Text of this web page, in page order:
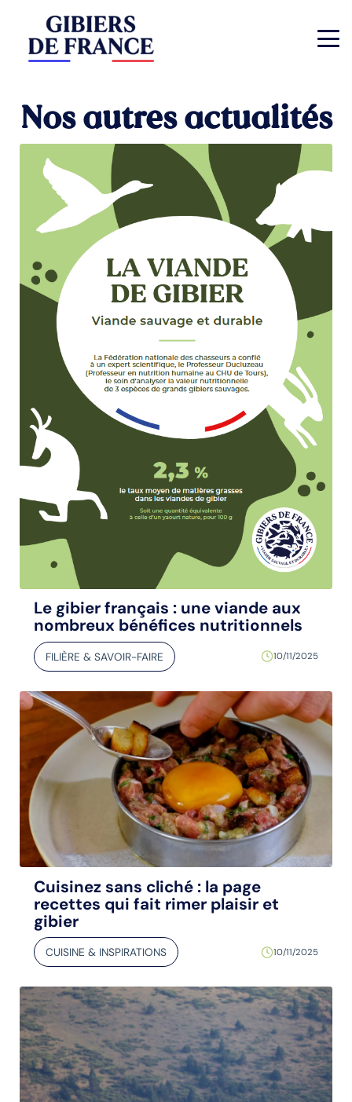
Nos autres actualités
Le gibier français : une viande aux
nombreux bénéfices nutritionnels
FILIÈRE & SAVOIR-FAIRE 10/11/2025
Cuisinez sans cliché : la page
recettes qui fait rimer plaisir et
gibier
CUISINE & INSPIRATIONS 10/11/2025